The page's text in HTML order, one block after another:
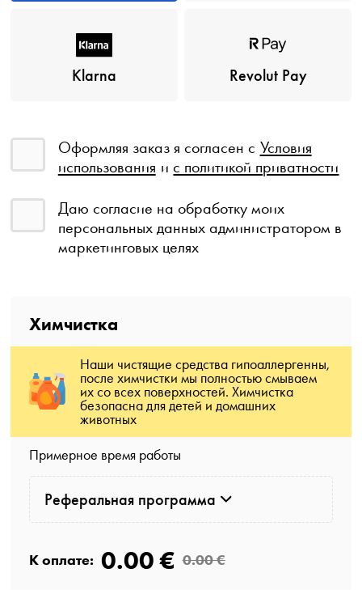
Klarna Revolut Pay
Оформляя заказ я согласен с Условия
использования и с политикой приватности
Даю согласие на обработку моих
персональных данных администратором в
маркетинговых целях
Химчистка
Наши чистящие средства гипоаллергенны,
после химчистки мы полностью смываем
их со всех поверхностей. Химчистка
безопасна для детей и домашних
животных
Примерное время работы
Реферальная программа
К оплате: 0.00 € 0.00 €